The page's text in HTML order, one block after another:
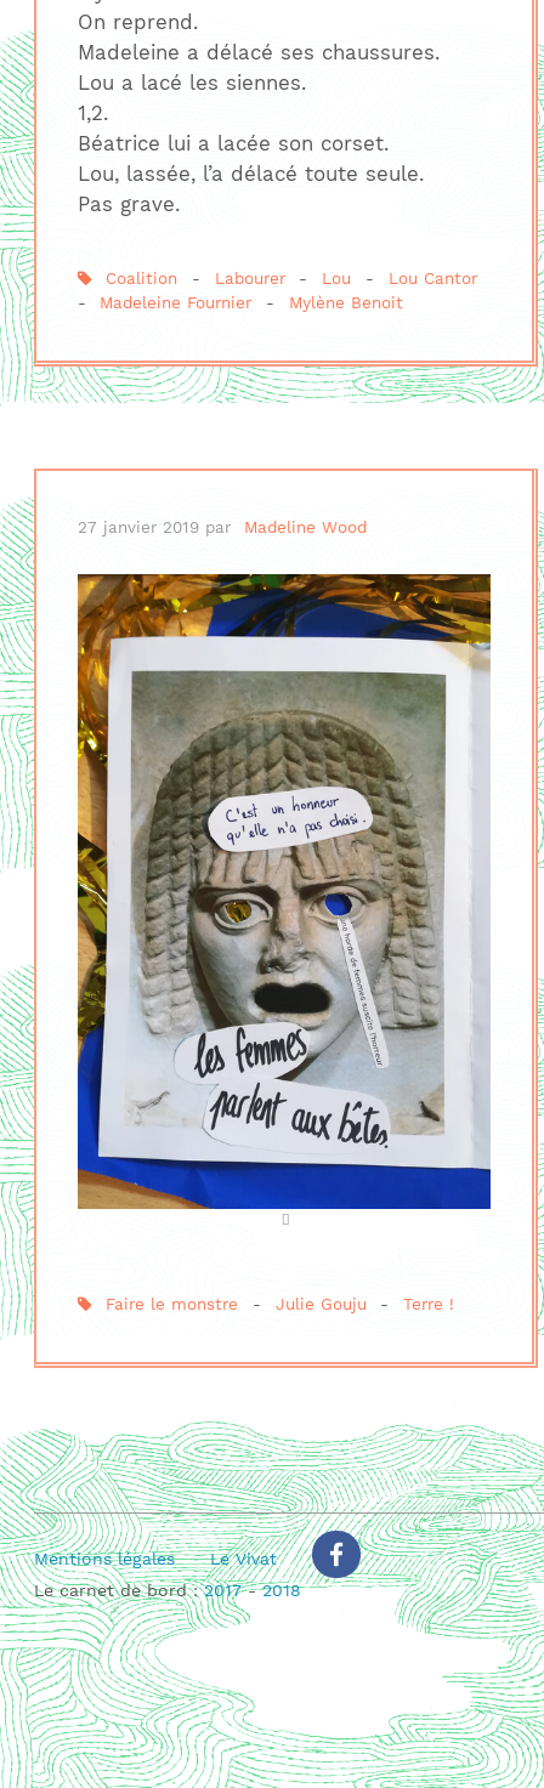
On reprend.
Madeleine a délacé ses chaussures.
Lou a lacé les siennes.
1,2.
Béatrice lui a lacée son corset.
Lou, lassée, l’a délacé toute seule.
Pas grave.
Coalition - Labourer - Lou -
Lou Cantor
-
Madeleine Fournier - Mylène Benoit
27 janvier 2019 par Madeline Wood
Faire le monstre - Julie Gouju - Terre !
Mentions légales
Le Vivat
Le carnet de bord :2017-2018